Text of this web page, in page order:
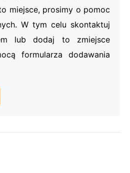
miejsce, prosimy o pomoc
W tym celu skontaktuj
lub dodaj to zmiejsce
formularza dodawania